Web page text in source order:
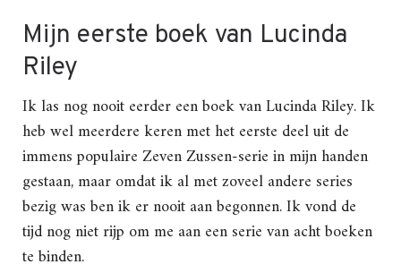
Mijn eerste boek van Lucinda
Riley
Ik las nog nooit eerder een boek van Lucinda Riley. Ik
heb wel meerdere keren met het eerste deel uit de
immens populaire Zeven Zussen-serie in mijn handen
gestaan, maar omdat ik al met zoveel andere series
bezig was ben ik er nooit aan begonnen. Ik vond de
tijd nog niet rijp om me aan een serie van acht boeken
te binden.